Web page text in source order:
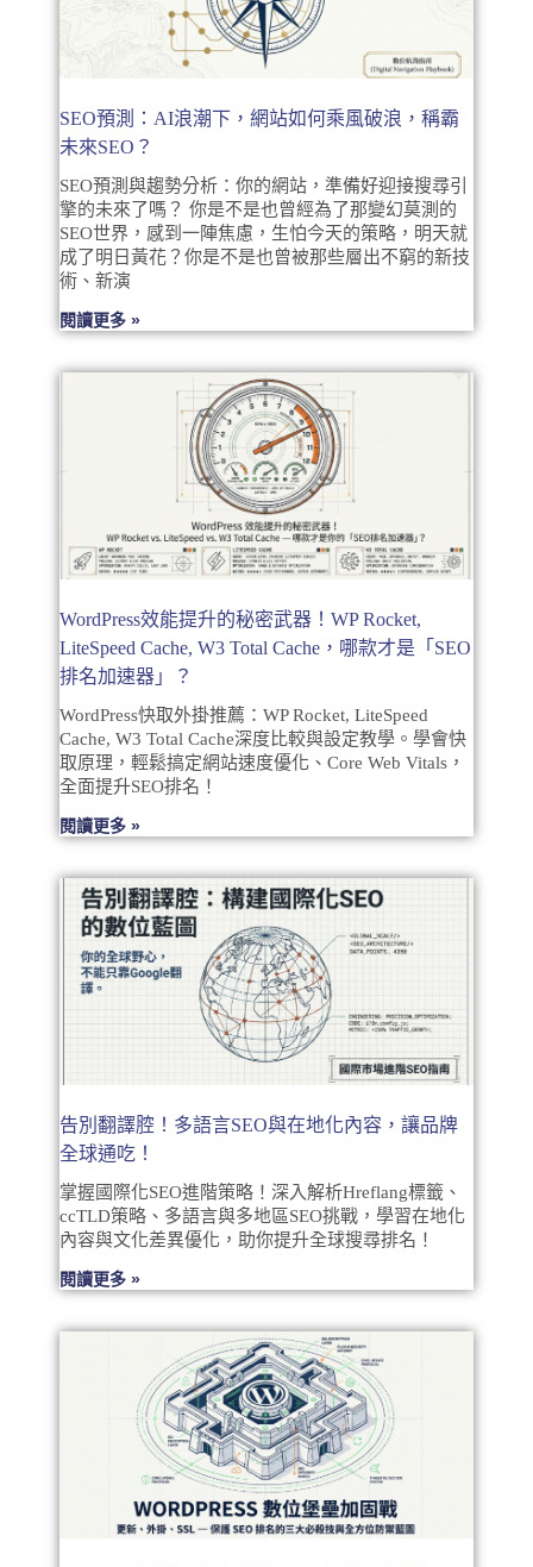
SEO預測：AI浪潮下，網站如何乘風破浪，稱霸
未來SEO？
SEO預測與趨勢分析：你的網站，準備好迎接搜尋引
擎的未來了嗎？ 你是不是也曾經為了那變幻莫測的
SEO世界，感到一陣焦慮，生怕今天的策略，明天就
成了明日黃花？你是不是也曾被那些層出不窮的新技
術、新演
閱讀更多 »
WordPress效能提升的秘密武器！WP Rocket,
LiteSpeed Cache, W3 Total Cache，哪款才是「SEO
排名加速器」？
WordPress快取外掛推薦：WP Rocket, LiteSpeed
Cache, W3 Total Cache深度比較與設定教學。學會快
取原理，輕鬆搞定網站速度優化、Core Web Vitals，
全面提升SEO排名！
閱讀更多 »
告別翻譯腔！多語言SEO與在地化內容，讓品牌
全球通吃！
掌握國際化SEO進階策略！深入解析Hreflang標籤、
ccTLD策略、多語言與多地區SEO挑戰，學習在地化
內容與文化差異優化，助你提升全球搜尋排名！
閱讀更多 »